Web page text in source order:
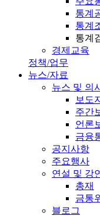
통계
통계
통계
경제교육
정책/업무
뉴스/자료
뉴스 및 의
보도
주간
언론
금융
공지사항
주요행사
연설 및 강
총재
금통
블로그